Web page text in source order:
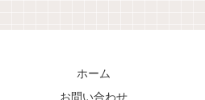
ホーム
お問い合わせ